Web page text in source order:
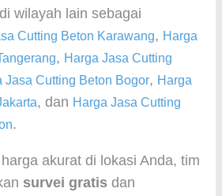
wilayah lain sebagai
Cutting Beton Karawang, Harga
, Harga Jasa Cutting
Jasa Cutting Beton Bogor, Harga
, dan Harga Jasa Cutting
.
akurat di lokasi Anda, tim
survei gratis dan